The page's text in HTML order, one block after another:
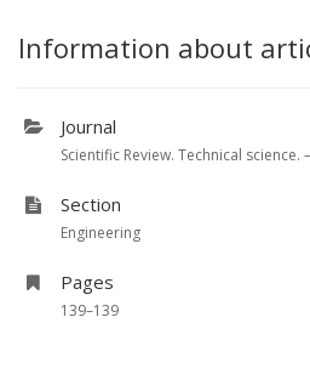
Information about
Journal
Scientific Review. Technical science.
Section
Engineering
Pages
139–139